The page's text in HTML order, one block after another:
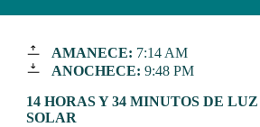
AMANECE: 7:14 AM
ANOCHECE: 9:48 PM
14 HORAS Y 34 MINUTOS DE LUZ
SOLAR